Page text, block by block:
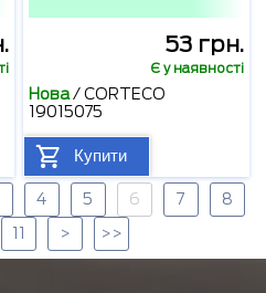
53 грн.
Є у наявності
Нова/CORTECO
19015075
Купити
4 5 6 7
8
11 > >>